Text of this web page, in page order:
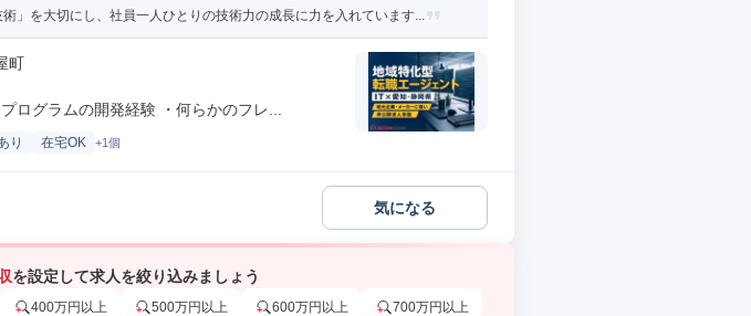
」を大切にし、社員一人ひとりの技術力の成長に力を入れています...
町
ログラムの開発経験 ・何らかのフレ...
り 在宅OK +1個
気になる
を設定して求人を絞り込みましょう
400万円以上 500万円以上 600万円以上 700万円以上